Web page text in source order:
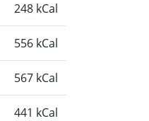
248 kCal
556 kCal
567 kCal
441 kCal